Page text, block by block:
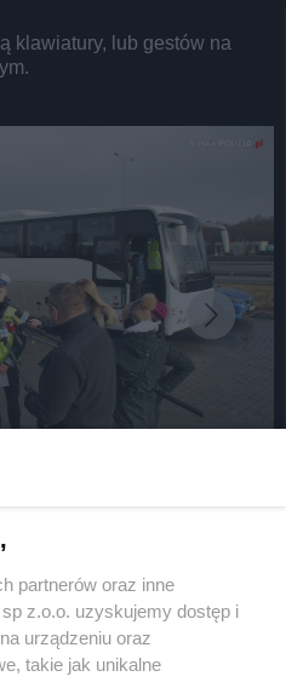
klawiatury, lub gestów na
i porządek na
partnerów oraz inne
z.o.o. uzyskujemy dostęp i
urządzeniu oraz
takie jak unikalne